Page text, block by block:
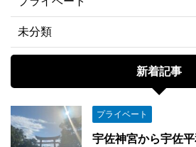
未分類
新着記事
プライベート
宇佐神宮から宇佐